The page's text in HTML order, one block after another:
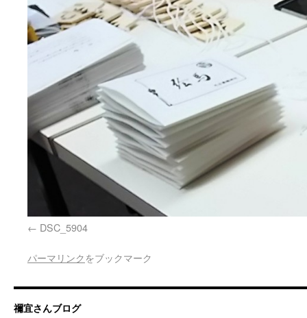
DSC_5904
パーマリンクをブックマーク
禰宜さんブログ